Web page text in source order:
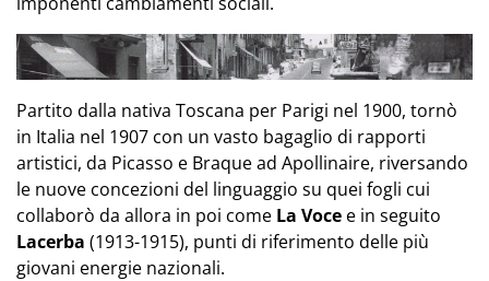
Partito dalla nativa Toscana per Parigi nel 1900, tornò
in Italia nel 1907 con un vasto bagaglio di rapporti
artistici, da Picasso e Braquead Apollinaire, riversando
le nuove concezioni del linguaggio su quei fogli cui
collaborò da allora in poi come La Voce e in seguito
Lacerba (1913-1915), punti di riferimento delle più
giovani energie nazionali.